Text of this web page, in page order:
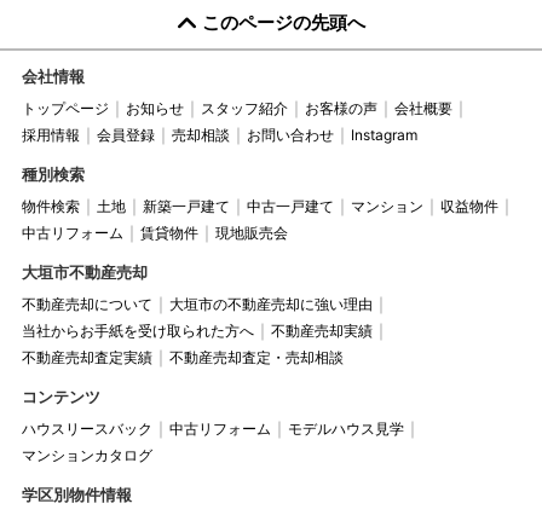
このページの先頭へ
会社情報
トップページ お知らせ スタッフ紹介 お客様の声
会社概要
採用情報
会員登録 売却相談 お問い合わせ Instagram
種別検索
物件検索 土地 新築一戸建て 中古一戸建て マンション
収益物件
中古リフォーム
賃貸物件 現地販売会
大垣市不動産売却
不動産売却について
大垣市の不動産売却に強い理由
当社からお手紙を受け取られた方へ
不動産売却実績
不動産売却査定実績
不動産売却査定・売却相談
コンテンツ
ハウスリースバック 中古リフォーム
モデルハウス見学
マンションカタログ
学区別物件情報